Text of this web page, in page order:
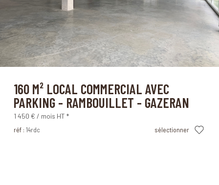
160 M² LOCAL COMMERCIAL AVEC
PARKING - RAMBOUILLET - GAZERAN
1 450 € / mois HT *
réf : 14rdc sélectionner